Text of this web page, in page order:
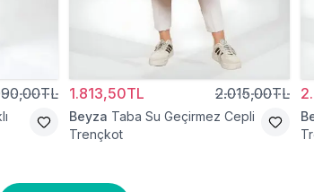
1.813,50TL 2.015,00TL
Beyza Taba Su Geçirmez Cepli
Trençkot